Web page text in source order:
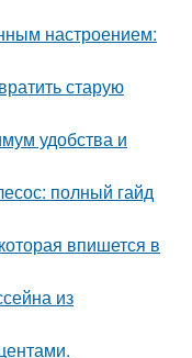
настроением:
старую
удобства и
полный гайд
впишется в
из